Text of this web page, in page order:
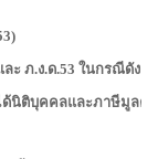
ละ ภ.ง.ด.53 ในกรณีดังต่
ด้นิติบุคคลและภาษีมูลค่